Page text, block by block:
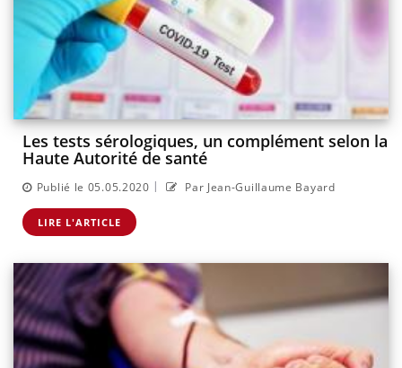
Les tests sérologiques, un complément selon la
Haute Autorité de santé
Publié le 05.05.2020 | Par Jean-Guillaume Bayard
LIRE L'ARTICLE